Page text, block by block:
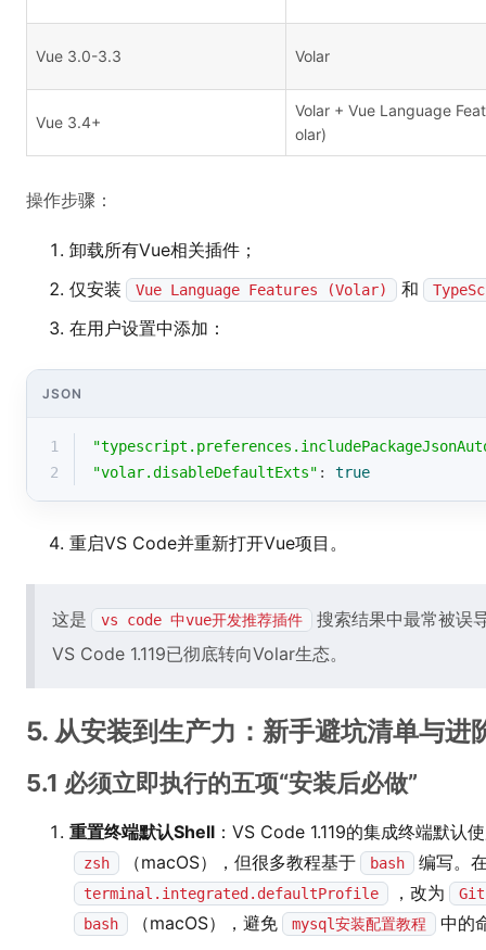
Vue 3.0-3.3 Volar
Vue 3.4+
Volar + Vue Language
olar)
操作步骤：
卸载所有Vue相关插件；
仅安装
Vue Language Features (Volar) 和
在用户设置中添加：
JSON
1
2
"volar.disableDefaultExts" : true
重启VS Code并重新打开Vue项目。
这是 vs code 中vue开发推荐插件
搜索结果中最常被
VS Code 1.119已彻底转向Volar生态。
5. 从安装到生产力：新手避坑清单与进
5.1 必须立即执行的五项“安装后必做”
重置终端默认Shell ：VS Code 1.119的集成终端默认
zsh （macOS），但很多教程基于 bash 编写。
terminal.integrated.defaultProfile ，改为
Git
bash
（macOS），避免 mysql安装配置教程
中的